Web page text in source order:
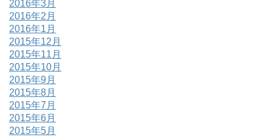
2016年3月
2016年2月
2016年1月
2015年12月
2015年11月
2015年10月
2015年9月
2015年8月
2015年7月
2015年6月
2015年5月